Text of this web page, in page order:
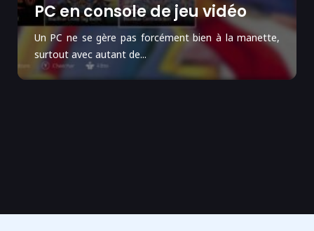
PC en console de jeu vidéo
Un PC ne se gère pas forcément bien à la manette,
surtout avec autant de...